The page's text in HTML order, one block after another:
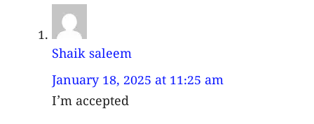
Shaik saleem
January 18, 2025 at 11:25 am
I’m accepted